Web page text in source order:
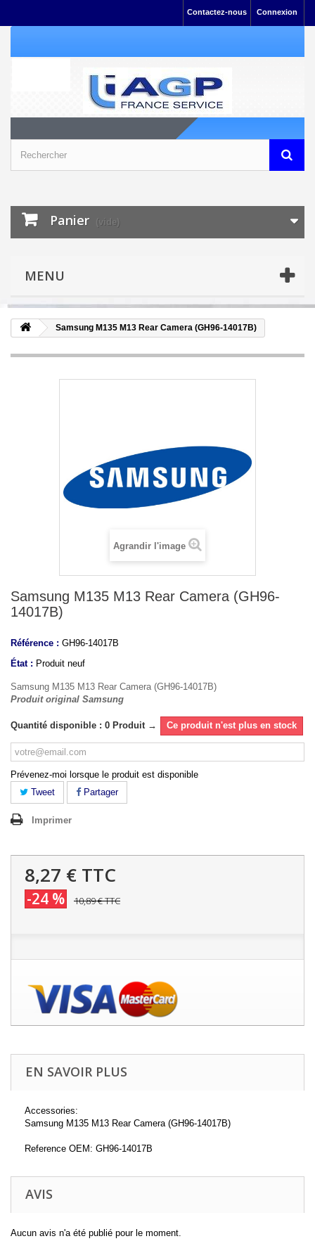
Connexion
Contactez-nous
Panier (vide)
MENU
Samsung M135 M13 Rear Camera (GH96-14017B)
Agrandir l'image
Samsung M135 M13 Rear Camera (GH96-
14017B)
Référence : GH96-14017B
État : Produit neuf
Samsung M135 M13 Rear Camera (GH96-14017B)
Produit original Samsung
Quantité disponible : 0 Produit → Ce produit n'est plus en stock
Prévenez-moi lorsque le produit est disponible
Tweet
Partager
Imprimer
8,27 € TTC
-24 % 10,89 €TTC
EN SAVOIR PLUS
Accessories:
Samsung M135 M13 Rear Camera (GH96-14017B)
Reference OEM: GH96-14017B
AVIS
Aucun avis n'a été publié pour le moment.